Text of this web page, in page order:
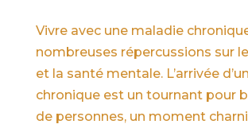
Vivre avec une maladie
nombreuses répercussions sur
et la santé mentale. L’arrivée
chronique est un tournant pour
de personnes, un moment